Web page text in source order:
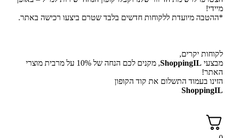
מיידי!
*ההטבה מיועדת ללקוחות חדשים בלבד שטרם ביצעו רכישה באתר.
לקוחות יקרים,
מבצעי ShoppingIL
, מקנים לכם הנחה של 10% על מרבית מוצרי
האתר!
הזינו בעמוד התשלום את קוד הקופון
ShoppingIL